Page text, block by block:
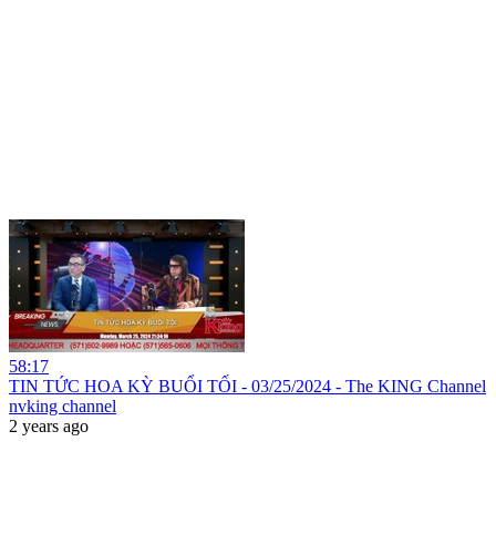
58:17
TIN TỨC HOA KỲ BUỔI TỐI - 03/25/2024 - The KING Channel
nvking channel
2 years ago